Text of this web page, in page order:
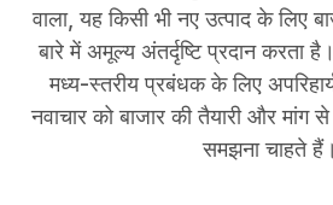
वाला, यह किसी भी नए उत्पाद के लिए
बारे में अमूल्य अंतर्दृष्टि प्रदान करता
मध्य-स्तरीय प्रबंधक के लिए
नवाचार को बाजार की तैयारी और मांग से
समझना चाहते हैं।